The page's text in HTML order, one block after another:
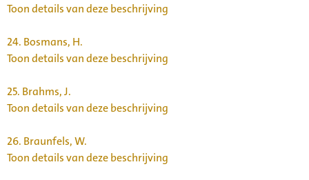
Toon details van deze beschrijving
24. Bosmans, H.
Toon details van deze beschrijving
25. Brahms, J.
Toon details van deze beschrijving
26. Braunfels, W.
Toon details van deze beschrijving